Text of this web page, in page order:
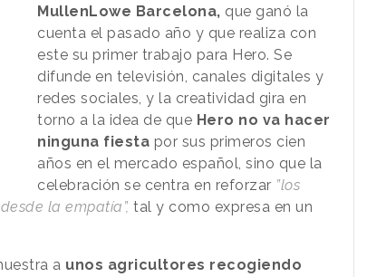
MullenLowe Barcelona, que ganó la
cuenta el pasado año y que realiza con
este su primer trabajo para Hero. Se
difunde en televisión, canales digitales y
redes sociales, y la creatividad gira en
torno a la idea de que Hero no va hacer
ninguna fiesta por sus primeros cien
años en el mercado español, sino que la
celebración se centra en reforzar ”los
la empatía”, tal y como expresa en un
a unos agricultores recogiendo